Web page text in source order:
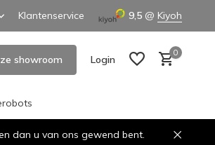
Klantenservice 9,5 @ Kiyoh
showroom Login
0
dan u van ons gewend bent.